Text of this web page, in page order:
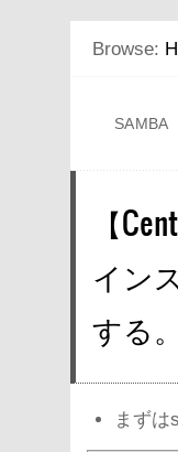
Browse:
SAMBA
【
イン
する。
まずは